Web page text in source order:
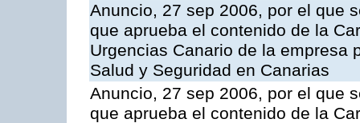
Anuncio, 27 sep 2006, por el que
que aprueba el contenido de la
Urgencias Canario de la empresa
Salud y Seguridad en Canarias
Anuncio, 27 sep 2006, por el que
que aprueba el contenido de la